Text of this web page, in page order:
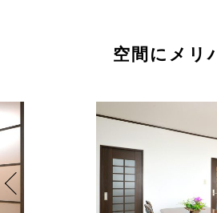
空間にメリ